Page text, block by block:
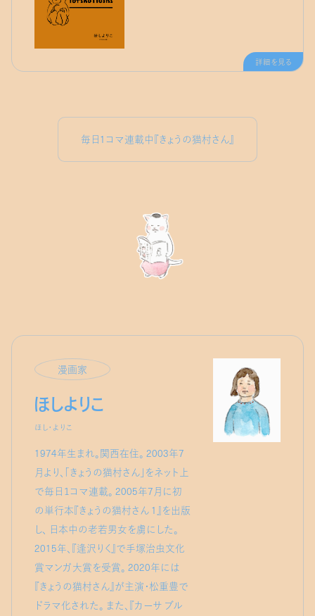
詳細を見る
毎日1コマ連載中『きょうの猫村さん』
漫画家
ほしよりこ
ほし・よりこ
1974年生まれ。関西在住。 2003年7
月より、「きょうの猫村さん」をネット上
で毎日１コマ連載。 2005年7月に初
の単行本『きょうの猫村さん 1』を出版
し、 日本中の老若男女を虜にした。
2015年、『逢沢りく』で手塚治虫文化
賞マンガ大賞を受賞。 2020年には
『きょうの猫村さん』が主演・松重豊で
ドラマ化された。 また、『カーサ ブル